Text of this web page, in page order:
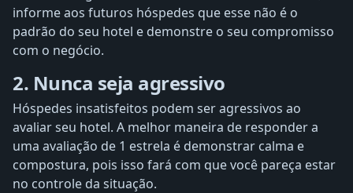
informe aos futuros hóspedes que esse não é o
padrão do seu hotel e demonstre o seu compromisso
com o negócio.
2. Nunca seja agressivo
Hóspedes insatisfeitos podem ser agressivos ao
avaliar seu hotel. A melhor maneira de responder a
uma avaliação de 1 estrela é demonstrar calma e
compostura, pois isso fará com que você pareça estar
no controle da situação.